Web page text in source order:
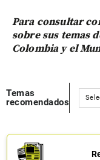
Para consultar
sobre sus temas
Colombia y el
Temas
recomendados